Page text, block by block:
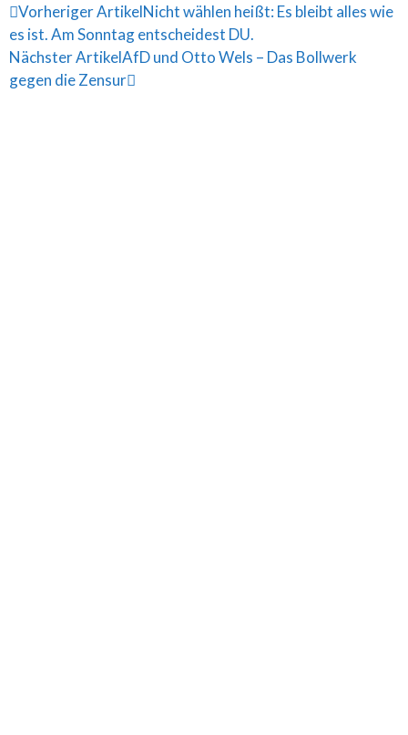
Vorheriger ArtikelNicht wählen heißt: Es bleibt alles wie
es ist. Am Sonntag entscheidest DU.
Nächster ArtikelAfD und Otto Wels – Das Bollwerk
gegen die Zensur